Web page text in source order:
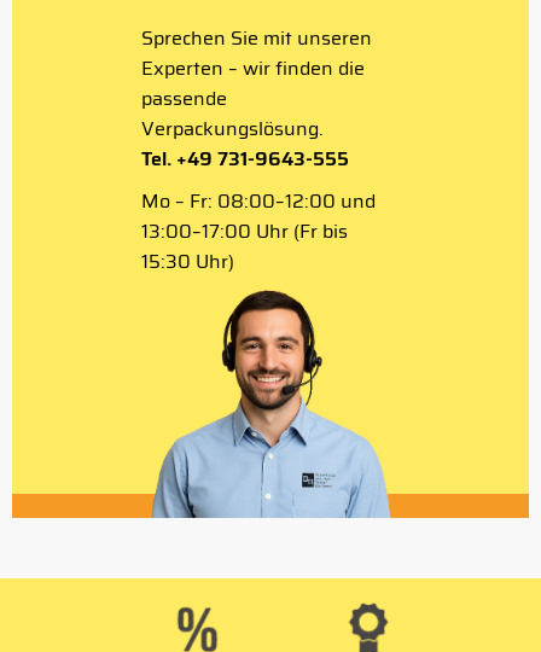
Sprechen Sie mit unseren
Experten – wir finden die
passende
Verpackungslösung.
Tel. +49 731-9643-555
Mo – Fr: 08:00–12:00 und
13:00–17:00 Uhr (Fr bis
15:30 Uhr)